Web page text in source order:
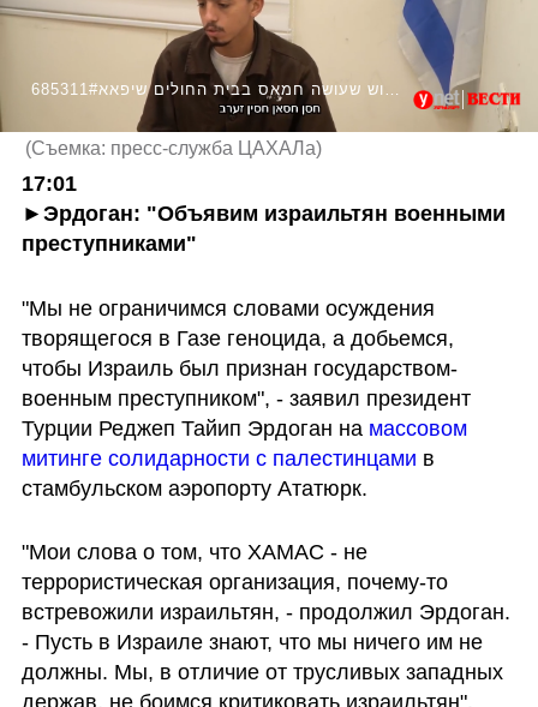
685311#עדויות של מחבלים מארגון הטרור חמאס החקירות של צה״ל ושב״כ אודות השימוש שעושה חמאס בבית החולים שיפאא
(Съемка: пресс-служба ЦАХАЛа)
17:01
► Эрдоган: "Объявим израильтян военными
преступниками"
"Мы не ограничимся словами осуждения
творящегося в Газе геноцида, а добьемся,
чтобы Израиль был признан государством-
военным преступником", - заявил президент
Турции Реджеп Тайип Эрдоган на массовом
митинге солидарности с палестинцами в
стамбульском аэропорту Ататюрк.
"Мои слова о том, что ХАМАС - не
террористическая организация, почему-то
встревожили израильтян, - продолжил Эрдоган.
- Пусть в Израиле знают, что мы ничего им не
должны. Мы, в отличие от трусливых западных